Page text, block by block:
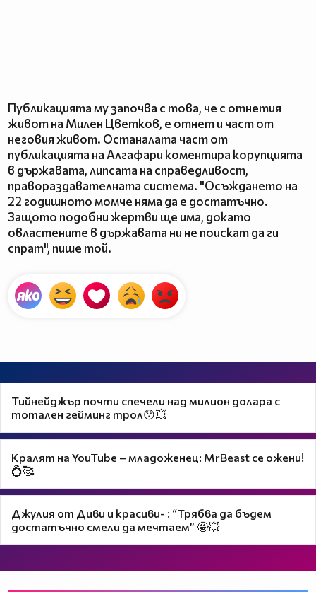
Публикацията му започва с това, че с отнетия
живот на Милен Цветков, е отнет и част от
неговия живот. Останалата част от
публикацията на Алгафари коментира корупцията
в държавата, липсата на справедливост,
правораздавателната система. "Осъждането на
22 годишното момче няма да е достатъчно.
Защото подобни жертви ще има, докато
овластените в държавата ни не поискат да ги
спрат", пише той.
Тийнейджър почти спечели над милион долара с
тотален гейминг трол😯💥
Кралят на YouTube – младоженец: MrBeast се ожени!
💍🥰
Джулия от Диви и красиви- : “Трябва да бъдем
достатъчно смели да мечтаем” 🤩💥